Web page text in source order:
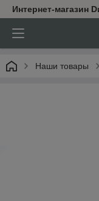
Интернет-магазин
Наши товары